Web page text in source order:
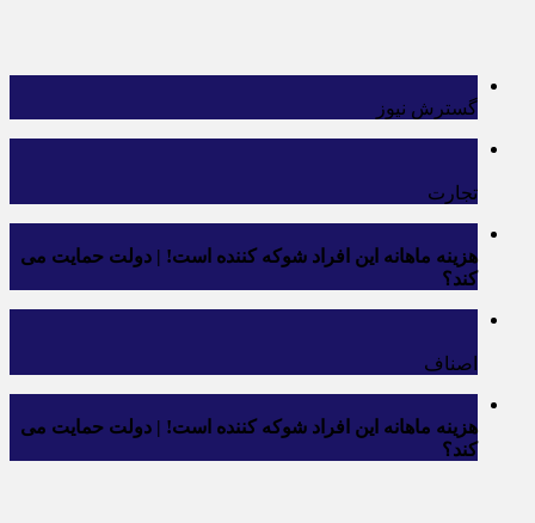
گسترش نیوز
تجارت
هزینه ماهانه این افراد شوکه کننده است! | دولت حمایت می
کند؟
اصناف
هزینه ماهانه این افراد شوکه کننده است! | دولت حمایت می
کند؟